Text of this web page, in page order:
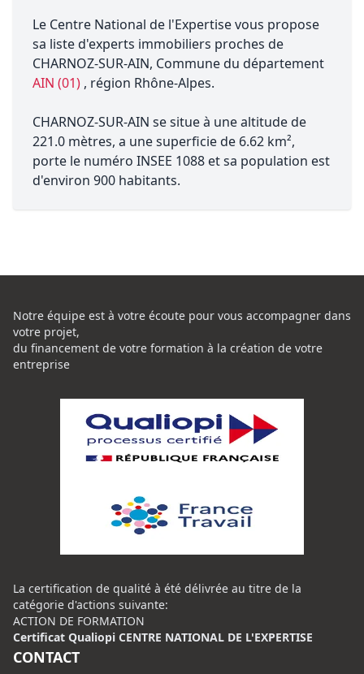
Le Centre National de l'Expertise vous propose
sa liste d'experts immobiliers proches de
CHARNOZ-SUR-AIN, Commune du département
AIN (01) , région Rhône-Alpes.
CHARNOZ-SUR-AIN se situe à une altitude de
221.0 mètres, a une superficie de 6.62 km²,
porte le numéro INSEE 1088 et sa population est
d'environ 900 habitants.
Notre équipe est à votre écoute pour vous accompagner dans
votre projet,
du financement de votre formation à la création de votre
entreprise
La certification de qualité à été délivrée au titre de la
catégorie d'actions suivante:
ACTION DE FORMATION
Certificat Qualiopi CENTRE NATIONAL DE L'EXPERTISE
CONTACT